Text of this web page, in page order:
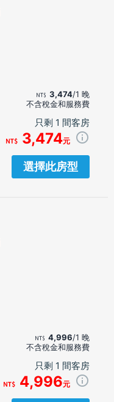
3,474/1 晚
不含稅金和服務費
只剩 1 間客房
3,474元
選擇此房型
4,996/1 晚
不含稅金和服務費
只剩 1 間客房
4,996元